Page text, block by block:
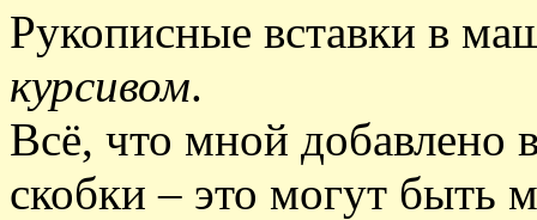
Рукописные вставки в
курсивом.
Всё, что мной добавлено
скобки – это могут быть